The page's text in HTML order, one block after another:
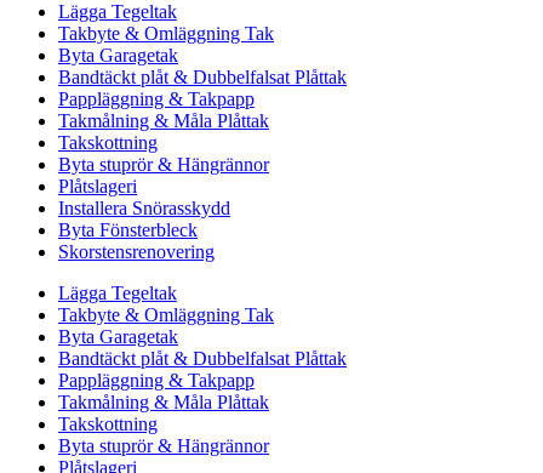
Lägga Tegeltak
Takbyte & Omläggning Tak
Byta Garagetak
Bandtäckt plåt & Dubbelfalsat Plåttak
Pappläggning & Takpapp
Takmålning & Måla Plåttak
Takskottning
Byta stuprör & Hängrännor
Plåtslageri
Installera Snörasskydd
Byta Fönsterbleck
Skorstensrenovering
Lägga Tegeltak
Takbyte & Omläggning Tak
Byta Garagetak
Bandtäckt plåt & Dubbelfalsat Plåttak
Pappläggning & Takpapp
Takmålning & Måla Plåttak
Takskottning
Byta stuprör & Hängrännor
Plåtslageri